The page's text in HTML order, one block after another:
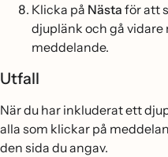
Klicka på Nästa för att
djuplänk och gå
meddelande.
Utfall
När du har inkluderat ett
alla som klickar på
den sida du angav.